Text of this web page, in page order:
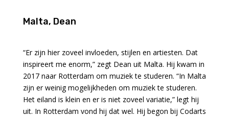
Malta, Dean
“Er zijn hier zoveel invloeden, stijlen en artiesten. Dat
inspireert me enorm,” zegt Dean uit Malta. Hij kwam in
2017 naar Rotterdam om muziek te studeren. “In Malta
zijn er weinig mogelijkheden om muziek te studeren.
Het eiland is klein en er is niet zoveel variatie,” legt hij
uit. In Rotterdam vond hij dat wel. Hij begon bij Codarts